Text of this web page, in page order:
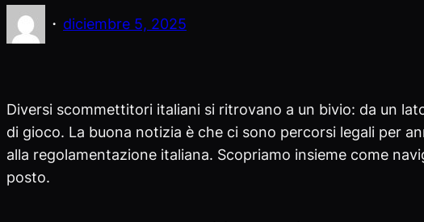
· diciembre 5, 2025
Diversi scommettitori italiani si ritrovano a un bivio: da un
di gioco. La buona notizia è che ci sono percorsi legali per
alla regolamentazione italiana. Scopriamo insieme come
posto.